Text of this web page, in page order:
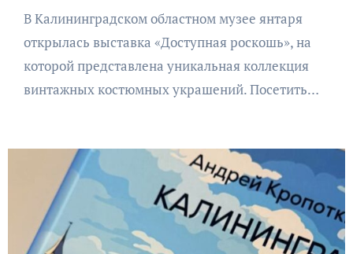
В Калининградском областном музее янтаря
открылась выставка «Доступная роскошь», на
которой представлена уникальная коллекция
винтажных костюмных украшений. Посетить…